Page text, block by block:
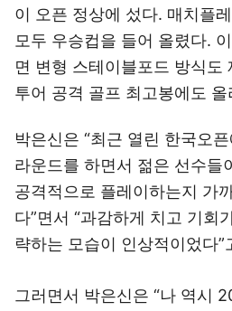
이 오픈 정상에 섰다. 매치플
모두 우승컵을 들어 올렸다.
면 변형 스테이블포드 방식도
투어 공격 골프 최고봉에도 올
박은신은 “최근 열린 한국오
라운드를 하면서 젊은 선수들
공격적으로 플레이하는지 가
다”면서 “과감하게 치고 기회
략하는 모습이 인상적이었다”
그러면서 박은신은 “나 역시